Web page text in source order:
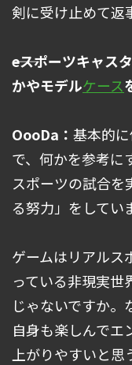
剣に受け止めて返
――eスポーツキャ
かやモデルケース
OooDa： 基本的
で、何かを参考に
スポーツの試合
る努力」をしてい
ゲームはリアルス
っている非現実世
じゃないですか。
自身も楽しんでエ
上がりやすいと